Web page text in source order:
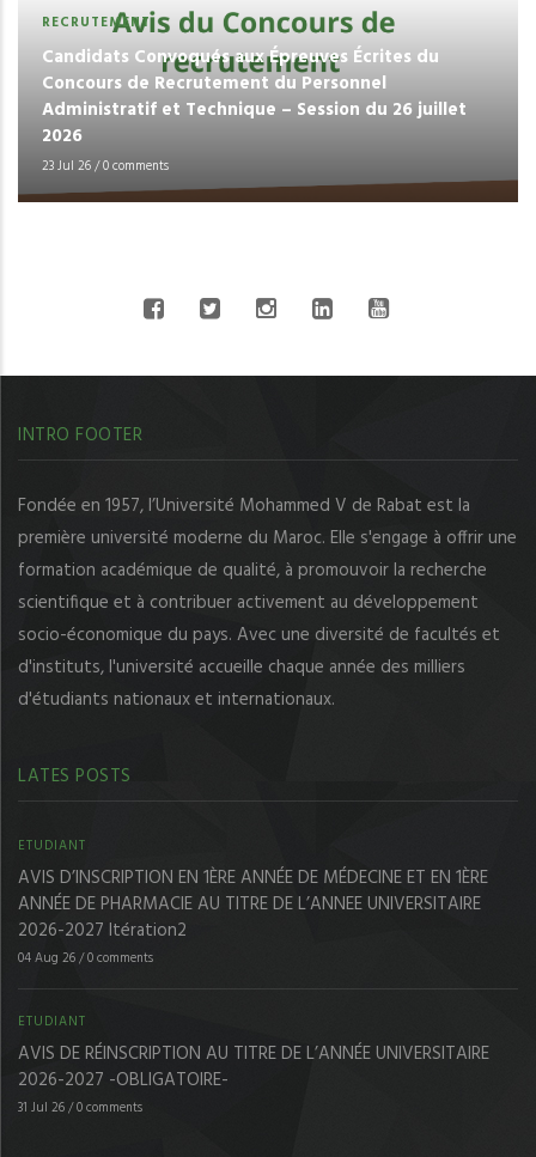
RECRUTEMENT
Candidats Convoqués aux Épreuves Écrites du
Concours de Recrutement du Personnel
Administratif et Technique – Session du 26 juillet
2026
23 Jul 26/0 comments
INTRO FOOTER
Fondée en 1957, l’Université Mohammed V de Rabat est la
première université moderne du Maroc. Elle s'engage à offrir une
formation académique de qualité, à promouvoir la recherche
scientifique et à contribuer activement au développement
socio-économique du pays. Avec une diversité de facultés et
d'instituts, l'université accueille chaque année des milliers
d'étudiants nationaux et internationaux.
LATES POSTS
ETUDIANT
AVIS D’INSCRIPTION EN 1ÈRE ANNÉE DE MÉDECINE ET EN 1ÈRE
ANNÉE DE PHARMACIE AU TITRE DE L’ANNEE UNIVERSITAIRE
2026-2027 Itération2
04 Aug 26/0 comments
ETUDIANT
AVIS DE RÉINSCRIPTION AU TITRE DE L’ANNÉE UNIVERSITAIRE
2026-2027 -OBLIGATOIRE-
31 Jul 26/0 comments